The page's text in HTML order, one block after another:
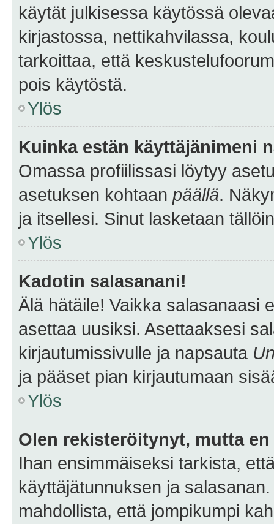
käytät julkisessa käytössä
kirjastossa, nettikahvilassa,
tarkoittaa, että
pois käytöstä.
Ylös
Kuinka estän käyttäjänimeni
Omassa profiilissasi löytyy
asetuksen kohtaan päällä.
ja itsellesi. Sinut lasketaan
Ylös
Kadotin salasanani!
Älä hätäile! Vaikka salasanaasi
asettaa uusiksi. Asettaaksesi
kirjautumissivulle ja napsauta
ja pääset pian kirjautumaan
Ylös
Olen rekisteröitynyt, mutta
Ihan ensimmäiseksi tarkista,
käyttäjätunnuksen ja
mahdollista, että jompikumpi